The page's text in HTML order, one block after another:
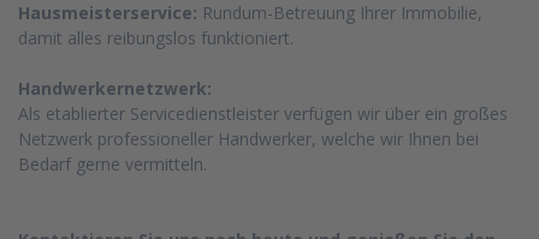
Hausmeisterservice: Rundum-Betreuung Ihrer Immobilie,
damit alles reibungslos funktioniert.
Handwerkernetzwerk:
Als etablierter Servicedienstleister verfügen wir über ein großes
Netzwerk professioneller Handwerker, welche wir Ihnen bei
Bedarf gerne vermitteln.